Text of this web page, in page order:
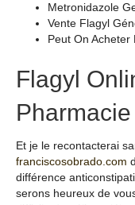
Metronidazole
Vente Flagyl
Peut On
Flagyl
Et je le recontacterai
franciscosobrado.com
différence
serons heureux de